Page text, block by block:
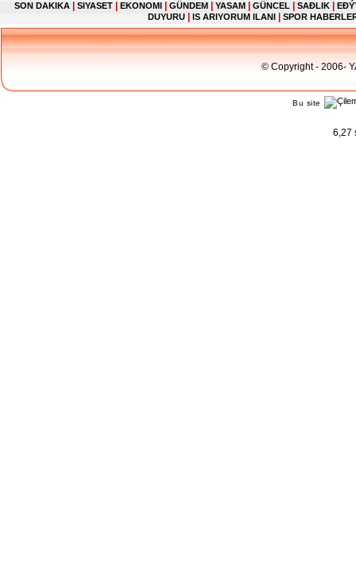
SON DAKIKA SIYASET EKONOMI GÜNDEM YASAM GÜNCEL SAĐLIK
DUYURU
IS ARIYORUM ILANI SPOR
© Copyright - 2006-
Bu site
6,27